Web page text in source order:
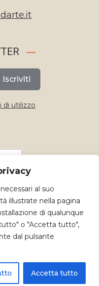
al suo
illustrate nella pagina
di qualunque
o "Accetta tutto",
dal pulsante
Accetta tutto
Iscriviti
di utilizzo
dei Mestieri d'Arte